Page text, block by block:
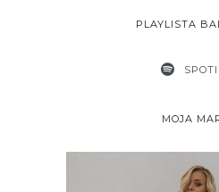
PLAYLISTA
MOJA